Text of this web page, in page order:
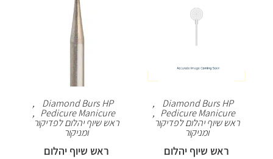
Diamond Burs HP
,
Pedicure Manicure
,
ראש שיוף יהלום לפדיקור
ומניקור
ראש שיוף יהלום
Diamond Burs HP
,
Pedicure Manicure
,
ראש שיוף יהלום לפדיקור
ומניקור
ראש שיוף יהלום